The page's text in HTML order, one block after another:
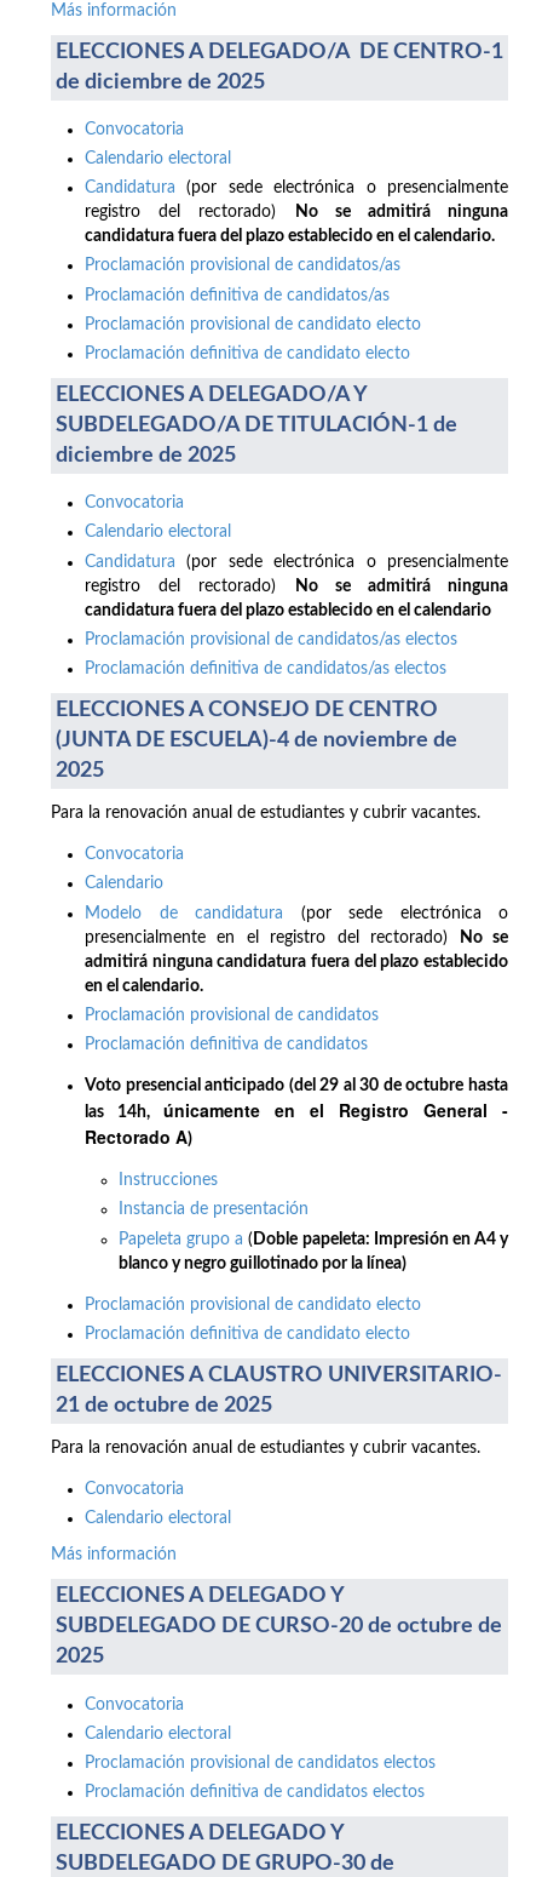
Más información
ELECCIONES A DELEGADO/A DE CENTRO-1
de diciembre de 2025
Convocatoria
Calendario electoral
Candidatura (por sede electrónica o presencialmente
registro del rectorado)
No se admitirá ninguna
candidatura fuera del plazo establecido en el calendario.
Proclamación provisional de candidatos/as
Proclamación definitiva de candidatos/as
Proclamación provisional de candidato electo
Proclamación definitiva de candidato electo
ELECCIONES A DELEGADO/A Y
SUBDELEGADO/A DE TITULACIÓN-1 de
diciembre de 2025
Convocatoria
Calendario electoral
Candidatura (por sede electrónica o presencialmente
registro del rectorado)
No se admitirá ninguna
candidatura fuera del plazo establecido en el calendario
Proclamación provisional de candidatos/as electos
Proclamación definitiva de candidatos/as electos
ELECCIONES A CONSEJO DE CENTRO
(JUNTA DE ESCUELA)-4 de noviembre de
2025
Para la renovación anual de estudiantes y cubrir vacantes.
Convocatoria
Calendario
Modelo de candidatura (por sede electrónica o
presencialmente en el registro del rectorado)
No se
admitirá ninguna candidatura fuera del plazo establecido
en el calendario.
Proclamación provisional de candidatos
Proclamación definitiva de candidatos
Voto presencial anticipado (del 29 al 30 de octubre hasta
las 14h, únicamente en el Registro General -
Rectorado A)
Instrucciones
Instancia de presentación
Papeleta grupo a( Doble papeleta: Impresión en A4 y
blanco y negro guillotinado por la línea)
Proclamación provisional de candidato electo
Proclamación definitiva de candidato electo
ELECCIONES A CLAUSTRO UNIVERSITARIO-
21 de octubre de 2025
Para la renovación anual de estudiantes y cubrir vacantes.
Convocatoria
Calendario electoral
Más información
ELECCIONES A DELEGADO Y
SUBDELEGADO DE CURSO-20 de octubre de
2025
Convocatoria
Calendario electoral
Proclamación provisional de candidatos electos
Proclamación definitiva de candidatos electos
ELECCIONES A DELEGADO Y
SUBDELEGADO DE GRUPO-30 de